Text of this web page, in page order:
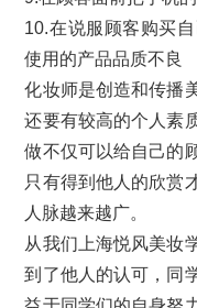
10.在说服顾客购买
使用的产品品质不良
化妆师是创造和传播
还要有较高的个人素
做不仅可以给自己的
只有得到他人的欣赏
人脉越来越广。
从我们上海悦风美妆
到了他人的认可，同